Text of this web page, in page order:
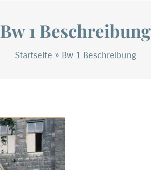
Bw 1 Beschreibung
Startseite » Bw 1 Beschreibung